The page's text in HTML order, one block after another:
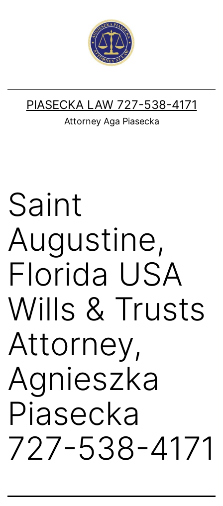
PIASECKA LAW 727-538-4171
Attorney Aga Piasecka
Saint
Augustine,
Florida USA
Wills & Trusts
Attorney,
Agnieszka
Piasecka
727-538-4171